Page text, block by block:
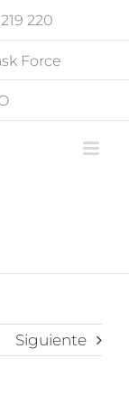
220
Force
Siguiente